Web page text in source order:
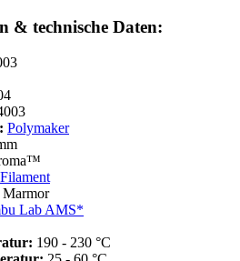
& technische Daten:
Polymaker
Marmor
Lab AMS*
190 - 230 °C